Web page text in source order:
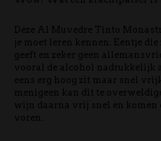
Deze Al Muvedre Tinto
je moet leren kennen. Eentje
geeft en zeker geen
vooral de alcohol nadrukkelijk
eens erg hoog zit maar snel
menigeen kan dit te
wijn daarna vrij snel en komen
voren.